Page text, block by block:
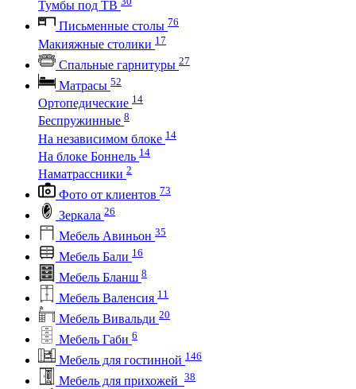
Тумбы под ТВ
Письменные столы 76
Макияжные столики 17
Спальные гарнитуры 27
Матрасы 52
Ортопедические 14
Беспружинные 8
На независимом блоке 14
На блоке Боннель 14
Наматрассники 2
Фото от клиентов 73
Зеркала 26
Мебель Авиньон 35
Мебель Бали 16
Мебель Бланш 8
Мебель Валенсия 11
Мебель Вивальди 20
Мебель Габи 6
Мебель для гостинной 146
Мебель для прихожей 38